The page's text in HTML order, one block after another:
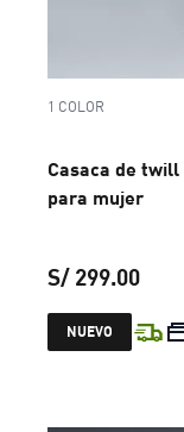
1 COLOR
Casaca de twill
para mujer
S/ 299.00
NUEVO